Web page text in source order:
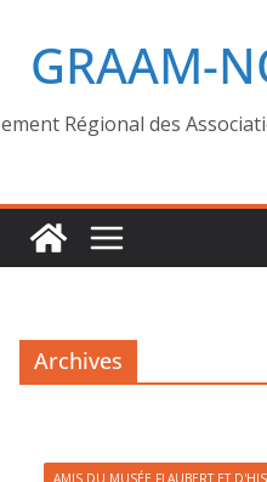
GRAAM-
Régional des
Archives
AMIS DU MUSÉE FLAUBERT ET